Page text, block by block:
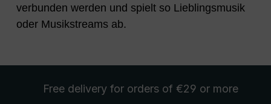
verbunden werden und spielt so Lieblingsmusik
oder Musikstreams ab.
Free delivery for orders of €29 or more